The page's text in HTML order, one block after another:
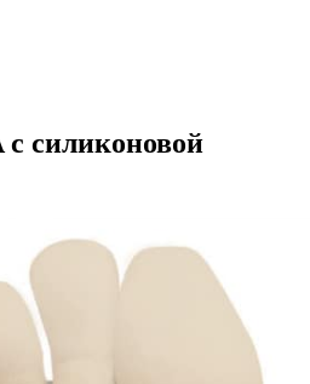
силиконовой